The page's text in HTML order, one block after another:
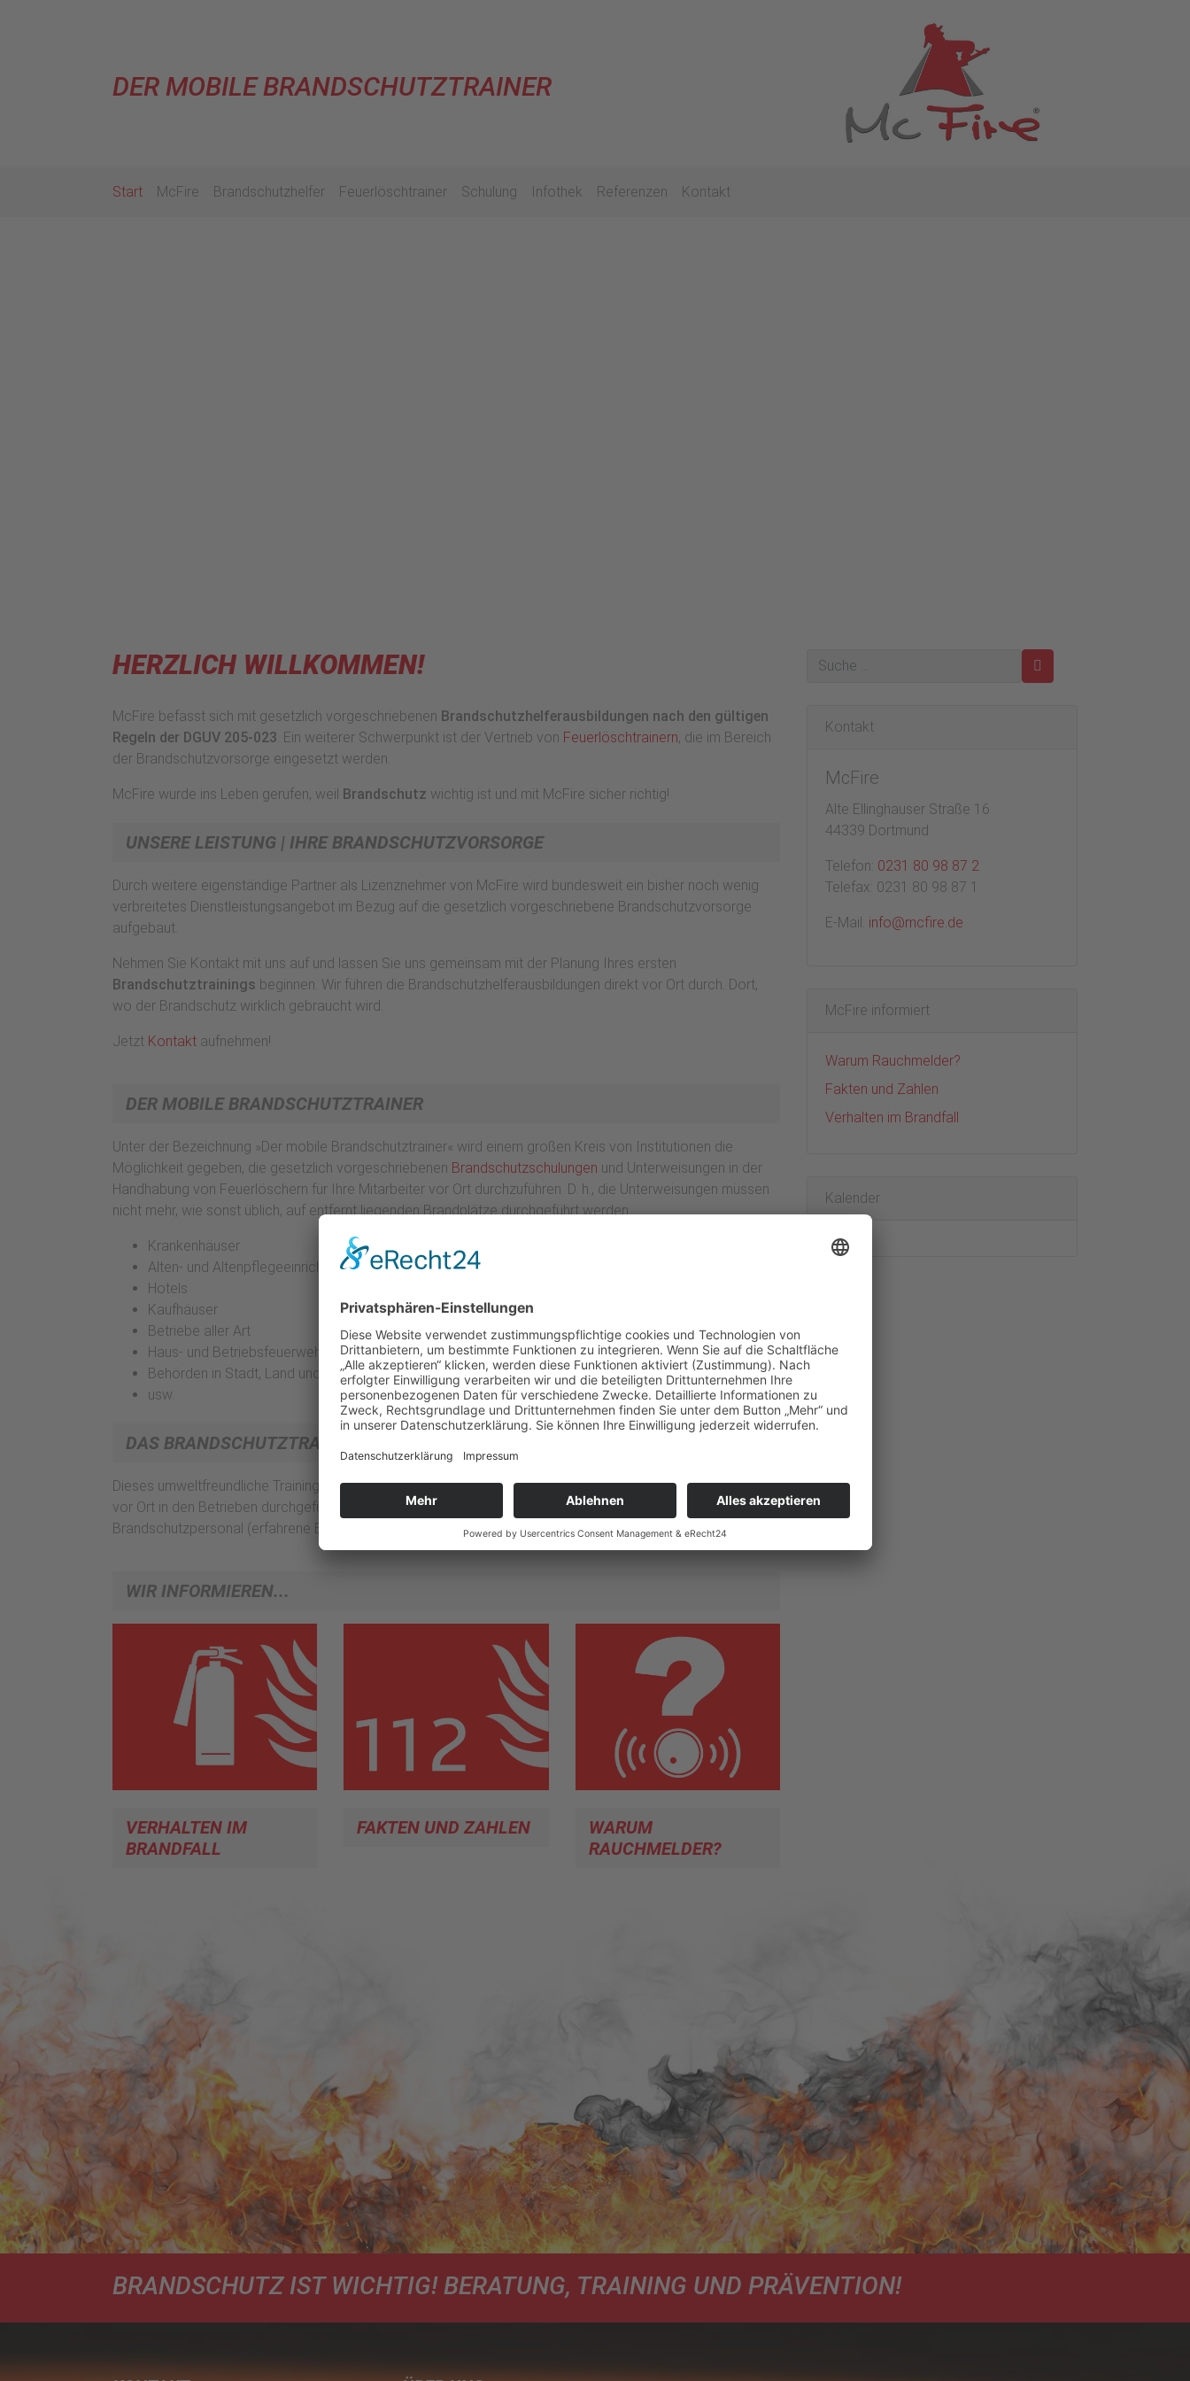
DER MOBILE BRANDSCHUTZTRAINER
Start McFire Brandschutzhelfer Feuerlöschtrainer Schulung Infothek Referenzen Kontakt
HERZLICH WILLKOMMEN!
McFire befasst sich mit gesetzlich vorgeschriebenen Brandschutzhelferausbildungen nach den gültigen
Regeln der DGUV 205-023 . Ein weiterer Schwerpunkt ist der Vertrieb von Feuerlöschtrainern, die im Bereich
der Brandschutzvorsorge eingesetzt werden.
McFire wurde ins Leben gerufen, weil Brandschutz wichtig ist und mit McFire sicher richtig!
UNSERE LEISTUNG | IHRE BRANDSCHUTZVORSORGE
Durch weitere eigenständige Partner als Lizenznehmer von McFire wird bundesweit ein bisher noch wenig
verbreitetes Dienstleistungsangebot im Bezug auf die gesetzlich vorgeschriebene Brandschutzvorsorge
aufgebaut.
Nehmen Sie Kontakt mit uns auf und lassen Sie uns gemeinsam mit der Planung Ihres ersten
Brandschutztrainings beginnen. Wir führen die Brandschutzhelferausbildungen direkt vor Ort durch. Dort,
wo der Brandschutz wirklich gebraucht wird.
Jetzt Kontakt aufnehmen!
DER MOBILE BRANDSCHUTZTRAINER
Unter der Bezeichnung »Der mobile Brandschutztrainer« wird einem großen Kreis von Institutionen die
Möglichkeit gegeben, die gesetzlich vorgeschriebenen Brandschutzschulungen und Unterweisungen in der
Handhabung von Feuerlöschern für Ihre Mitarbeiter vor Ort durchzuführen. D. h., die Unterweisungen müssen
nicht mehr, wie sonst üblich, auf entfernt liegenden Brandplätze durchgeführt werden.
Krankenhäuser
Alten- und Altenpflegeeinrichtungen
Hotels
Kaufhäuser
Betriebe aller Art
Haus- und Betriebsfeuerwehren
Behörden in Stadt, Land und Bund
usw.
DAS BRANDSCHUTZTRAINING
Dieses umweltfreundliche Training (unterschiedliche Brände werden mit Propangas realistisch simuliert) wird
vor Ort in den Betrieben durchgeführt. Die theoretische und praktische Unterweisung erfolgt durch geschultes
Brandschutzpersonal (erfahrene Berufsfeuerwehrleute ).
WIR INFORMIEREN...
VERHALTEN IM
BRANDFALL
FAKTEN UND ZAHLEN
WARUM
RAUCHMELDER?
Kontakt
McFire
Alte Ellinghauser Straße 16
44339 Dortmund
Telefon: 0231 80 98 87 2
Telefax: 0231 80 98 87 1
E-Mail: info@mcfire.de
McFire informiert
Warum Rauchmelder?
Fakten und Zahlen
Verhalten im Brandfall
Kalender
BRANDSCHUTZ IST WICHTIG! BERATUNG, TRAINING UND PRÄVENTION!